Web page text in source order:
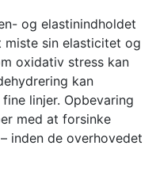
og elastinindholdet
sin elasticitet og
oxidativ stress kan
kan
linjer. Opbevaring
med at forsinke
inden de overhovedet